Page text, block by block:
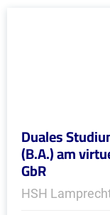
Duales
(B.A.) am
GbR
HSH